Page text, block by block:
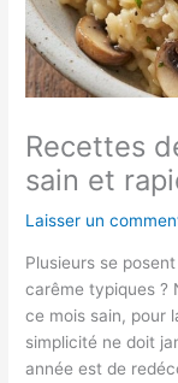
Recettes
sain et
Laisser un
Plusieurs se
carême typiques ?
ce mois sain, pour
simplicité ne doit
année est de